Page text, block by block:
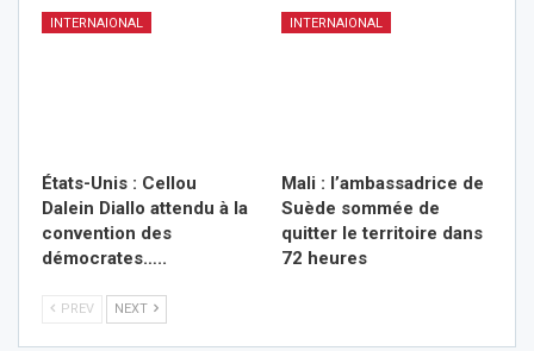
INTERNAIONAL
États-Unis : Cellou
Dalein Diallo attendu à la
convention des
démocrates…..
INTERNAIONAL
Mali : l’ambassadrice de
Suède sommée de
quitter le territoire dans
72 heures
PREV NEXT